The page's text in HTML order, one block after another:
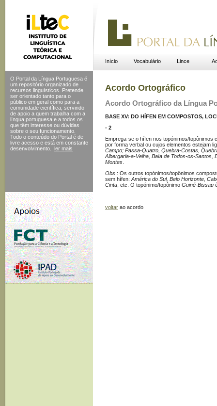
Início Vocabulário Lince
O Portal da Língua Portuguesa é
um repositório organizado de
recursos linguísticos. Pretende
ser orientado tanto para o
público em geral como para a
comunidade científica, servindo
de apoio a quem trabalha com a
língua portuguesa e a todos os
que têm interesse ou dúvidas
sobre o seu funcionamento.
Todo o conteúdo do Portal é de
livre acesso e está em constante
desenvolvimento.
ler mais
Acordo Ortográfico
Acordo Ortográfico da Língua
BASE XV: DO HÍFEN EM COMPOSTOS,
- 2
Emprega-se o hífen nos topónimos/
por forma verbal ou cujos elementos estejam
Campo; Passa-Quatro, Quebra-Costas,
Albergaria-a-Velha, Baía de Todos-os-
Montes
Obs .: Os outros topónimos/topônimos
sem hífen: América do Sul, Belo Horizonte,
Cinta , etc. O topónimo/topônimo Guiné-Bissau
voltar ao acordo